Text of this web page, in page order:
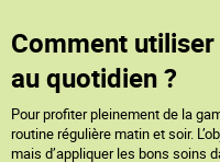
Comment
au quotidien ?
Pour profiter pleinement de la
routine régulière matin et soir.
mais d’appliquer les bons soins